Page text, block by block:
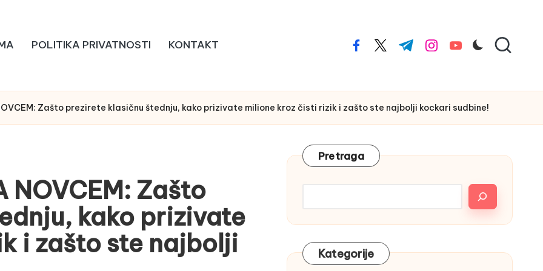
POLITIKA PRIVATNOSTI KONTAKT facebook.com
twitter.com
t.me instagram.com
youtube.com
NOVCEM: Zašto prezirete klasičnu štednju, kako prizivate milione kroz čisti rizik i zašto ste najbolji kockari sudbine!
NOVCEM: Zašto
kako prizivate
i zašto ste najbolji
Pretraga
Kategorije